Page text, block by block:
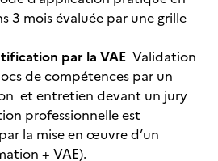
3 mois évaluée par une grille
par la VAE Validation
de compétences par un
et entretien devant un jury
professionnelle est
la mise en œuvre d’un
+ VAE).